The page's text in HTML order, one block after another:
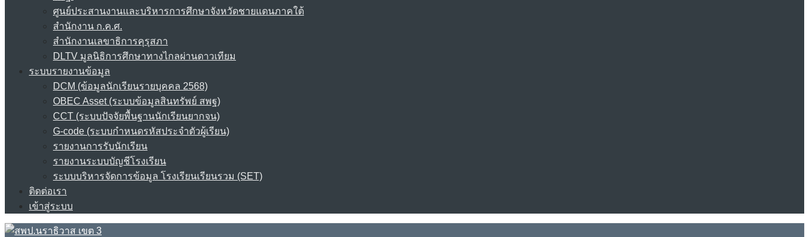
ศูนย์ประสานงานและบริหารการศึกษาจังหวัดชายแดนภาคใต้
สำนักงาน ก.ค.ศ.
สำนักงานเลขาธิการคุรุสภา
DLTV มูลนิธิการศึกษาทางไกลผ่านดาวเทียม
ระบบรายงานข้อมูล
DCM (ข้อมูลนักเรียนรายบุคคล 2568)
OBEC Asset (ระบบข้อมูลสินทรัพย์ สพฐ)
CCT (ระบบปัจจัยพื้นฐานนักเรียนยากจน)
G-code (ระบบกำหนดรหัสประจำตัวผู้เรียน)
รายงานการรับนักเรียน
รายงานระบบบัญชีโรงเรียน
ระบบบริหารจัดการข้อมูล โรงเรียนเรียนรวม (SET)
ติดต่อเรา
เข้าสู่ระบบ